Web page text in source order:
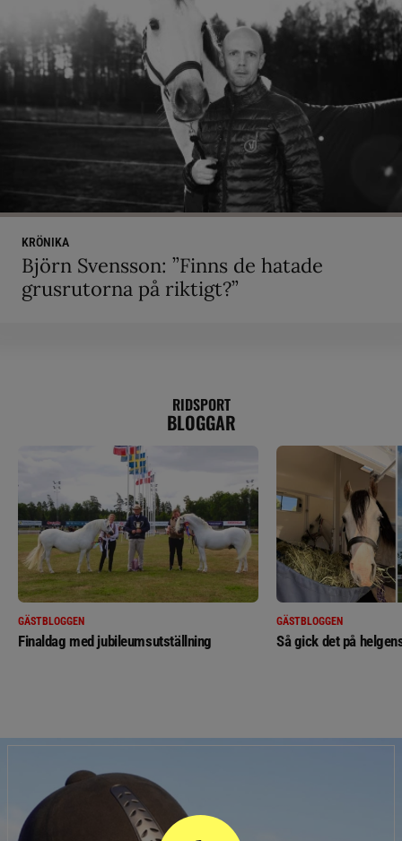
KRÖNIKA
Björn Svensson: ”Finns de hatade
grusrutorna på riktigt?”
RIDSPORT
BLOGGAR
GÄSTBLOGGEN
Finaldag med jubileumsutställning
GÄSTBLOGGEN
Så gick det på